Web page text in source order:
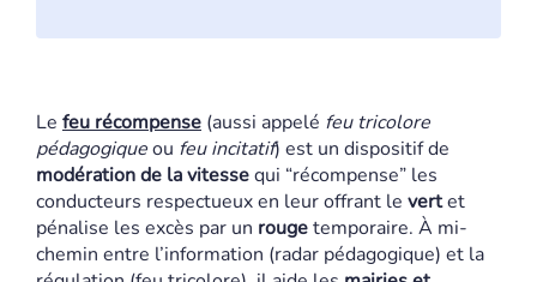
Le feu récompense (aussi appelé feu tricolore
pédagogiqueou feu incitatif) est un dispositif de
modération de la vitessequi “récompense” les
conducteurs respectueux en leur offrant le vertet
pénalise les excès par un rougetemporaire. À mi-
chemin entre l’information (radar pédagogique) et la